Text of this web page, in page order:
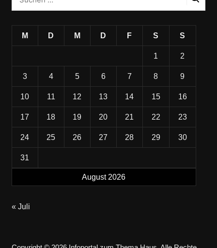
August 2026
M D M D F S S
1 2
3 4 5 6 7 8 9
10 11 12 13 14 15 16
17 18 19 20 21 22 23
24 25 26 27 28 29 30
31
« Juli